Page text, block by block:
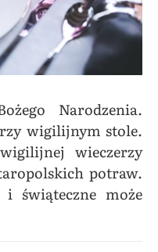
Narodzenia.
wigilijnym stole.
wieczerzy
potraw.
świąteczne może